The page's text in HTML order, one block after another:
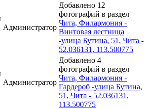
Администратор
Добавлено 12
фотографий в раздел
Чита, Филармония -
Винтовая лестница
-улица Бутина, 51, Чита -
52.036131, 113.500775
Администратор
Добавлено 4
фотографий в раздел
Чита, Филармония -
Гардероб -улица Бутина,
51, Чита - 52.036131,
113.500775